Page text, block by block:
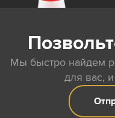
Мы быстро найдем
для вас,